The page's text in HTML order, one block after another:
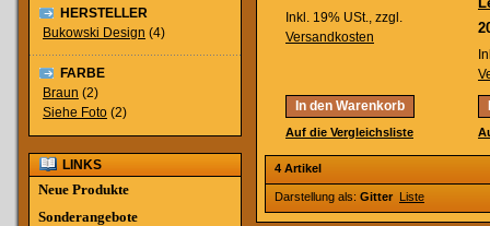
Inkl. 19% USt., zzgl.
Versandkosten
In den Warenkorb
Auf die Vergleichsliste
4 Artikel
Darstellung als: Gitter Liste
HERSTELLER
Bukowski Design (4)
FARBE
Braun (2)
Siehe Foto (2)
LINKS
Neue Produkte
Sonderangebote